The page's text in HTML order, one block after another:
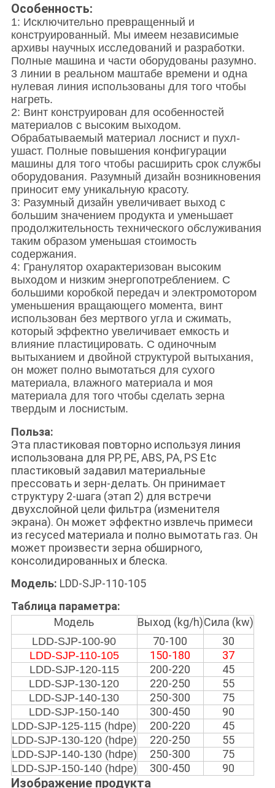
Особенность:
1: Исключительно превращенный и
конструированный. Мы имеем независимые
архивы научных исследований и разработки.
Полные машина и части оборудованы разумно.
3 линии в реальном маштабе времени и одна
нулевая линия использованы для того чтобы
нагреть.
2: Винт конструирован для особенностей
материалов с высоким выходом.
Обрабатываемый материал лоснист и пухл-
ушаст. Полные повышения конфигурации
машины для того чтобы расширить срок службы
оборудования. Разумный дизайн возникновения
приносит ему уникальную красоту.
3: Разумный дизайн увеличивает выход с
большим значением продукта и уменьшает
продолжительность технического обслуживания
таким образом уменьшая стоимость
содержания.
4: Гранулятор охарактеризован высоким
выходом и низким энергопотреблением. С
большими коробкой передач и электромотором
уменьшения вращающего момента, винт
использован без мертвого угла и сжимать,
который эффектно увеличивает емкость и
влияние пластицировать. С одиночным
вытыханием и двойной структурой вытыхания,
он может полно вымотаться для сухого
материала, влажного материала и моя
материала для того чтобы сделать зерна
твердым и лоснистым.
Польза:
Эта пластиковая повторно используя линия
использована для PP, PE, ABS, PA, PS Etc
пластиковый задавил материальные
прессовать и зерн-делать. Он принимает
структуру 2-шага (этап 2) для встречи
двухслойной цели фильтра (изменителя
экрана). Он может эффектно извлечь примеси
из recyced материала и полно вымотать газ. Он
может произвести зерна обширного,
консолидированных и блеска.
Модель: LDD-SJP-110-105
Таблица параметра:
Модель
Выход (kg/h)Сила (kw)
LDD-SJP-100-90 70-100 30
LDD-SJP-110-105 150-180 37
LDD-SJP-120-115 200-220 45
LDD-SJP-130-120 220-250 55
LDD-SJP-140-130 250-300 75
LDD-SJP-150-140 300-450 90
LDD-SJP-125-115 (hdpe) 200-220 45
LDD-SJP-130-120 (hdpe) 220-250 55
LDD-SJP-140-130 (hdpe) 250-300 75
LDD-SJP-150-140 (hdpe) 300-450 90
Изображение продукта